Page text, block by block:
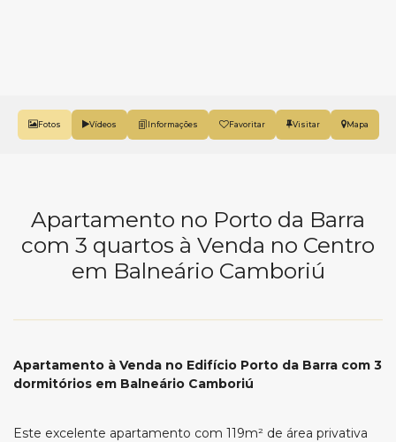
Fotos Vídeos Favoritar Mapa
Apartamento no Porto da Barra
com 3 quartos à Venda no Centro
em Balneário Camboriú
Apartamento à Venda no Edifício Porto da Barra com 3
dormitórios em Balneário Camboriú
Este excelente apartamento com 119m² de área privativa